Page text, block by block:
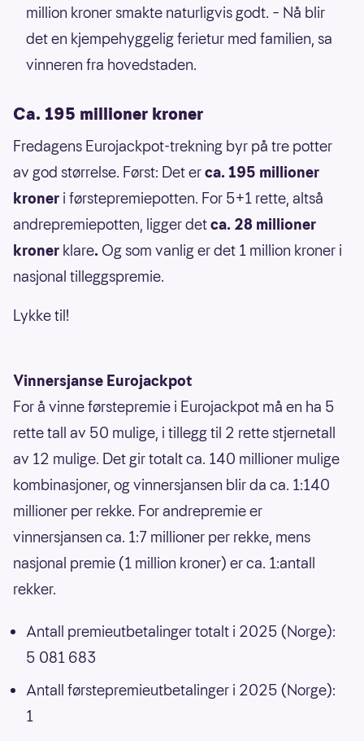
million kroner smakte naturligvis godt. – Nå blir
det en kjempehyggelig ferietur med familien, sa
vinneren fra hovedstaden.
Ca. 195 millioner kroner
Fredagens Eurojackpot-trekning byr på tre potter
av god størrelse. Først: Det erca. 195 millioner
kroner i førstepremiepotten. For 5+1 rette, altså
andrepremiepotten, ligger detca. 28 millioner
kroner klare. Og som vanlig er det 1 million kroner i
nasjonal tilleggspremie.
Lykke til!
Vinnersjanse Eurojackpot
For å vinne førstepremie i Eurojackpot må en ha 5
rette tall av 50 mulige, i tillegg til 2 rette stjernetall
av 12 mulige. Det gir totalt ca. 140 millioner mulige
kombinasjoner, og vinnersjansen blir da ca. 1:140
millioner per rekke. For andrepremie er
vinnersjansen ca. 1:7 millioner per rekke, mens
nasjonal premie (1 million kroner) er ca. 1:antall
rekker.
Antall premieutbetalinger totalt i 2025 (Norge):
5 081 683
Antall førstepremieutbetalinger i 2025 (Norge):
1